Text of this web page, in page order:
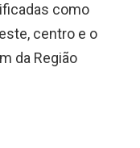
como
centro e o
da Região